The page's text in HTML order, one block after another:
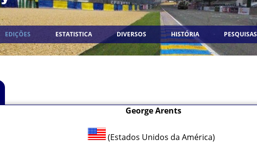
EDIÇÕES ESTATISTICA DIVERSOS HISTÓRIA PESQUISAS
George Arents
(Estados Unidos da América)